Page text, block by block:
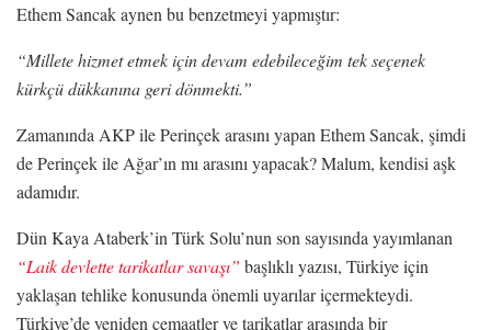
Ethem Sancak aynen bu benzetmeyi yapmıştır:
“Millete hizmet etmek için devam edebileceğim tek seçenek
kürkçü dükkanına geri dönmekti.”
Zamanında AKP ile Perinçek arasını yapan Ethem Sancak, şimdi
de Perinçek ile Ağar’ın mı arasını yapacak? Malum, kendisi aşk
adamıdır.
Dün Kaya Ataberk’in Türk Solu’nun son sayısında yayımlanan
“Laik devlette tarikatlar savaşı” başlıklı yazısı, Türkiye için
yaklaşan tehlike konusunda önemli uyarılar içermekteydi.
Türkiye’de yeniden cemaatler ve tarikatlar arasında bir